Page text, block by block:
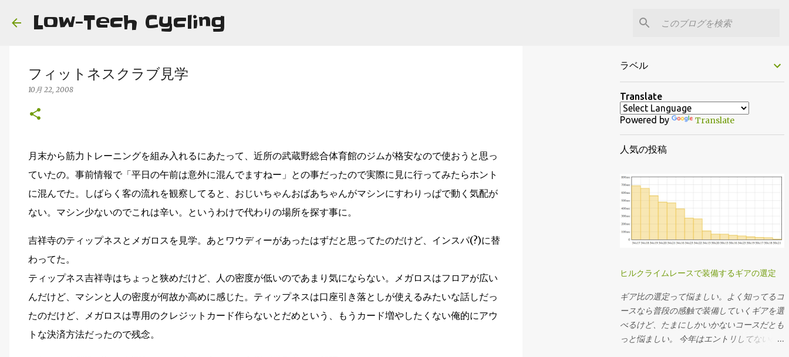
Low-Tech Cycling
フィットネスクラブ見学
10月 22, 2008
月末から筋力トレーニングを組み入れるにあたって、近所の武蔵野総合体育館のジムが格安なので使おうと思っ
ていたの。事前情報で「平日の午前は意外に混んでますねー」との事だったので実際に見に行ってみたらホント
に混んでた。しばらく客の流れを観察してると、おじいちゃんおばあちゃんがマシンにすわりっぱで動く気配が
ない。マシン少ないのでこれは辛い。というわけで代わりの場所を探す事に。
吉祥寺のティップネスとメガロスを見学。あとワウディーがあったはずだと思ってたのだけど、インスパ(?)に替
わってた。
ティップネス吉祥寺はちょっと狭めだけど、人の密度が低いのであまり気にならない。メガロスはフロアが広い
んだけど、マシンと人の密度が何故か高めに感じた。ティップネスは口座引き落としが使えるみたいな話しだっ
たのだけど、メガロスは専用のクレジットカード作らないとだめという、もうカード増やしたくない俺的にアウ
トな決済方法だったので残念。
ラベル
Translate
Powered by Translate
人気の投稿
ヒルクライムレースで装備するギアの選定
ギア比の選定って悩ましい。よく知ってるコ
ースなら普段の感触で装備していくギアを選
べるけど、たまにしかいかないコースだとも
っと悩ましい。 今年はエントリしてないの